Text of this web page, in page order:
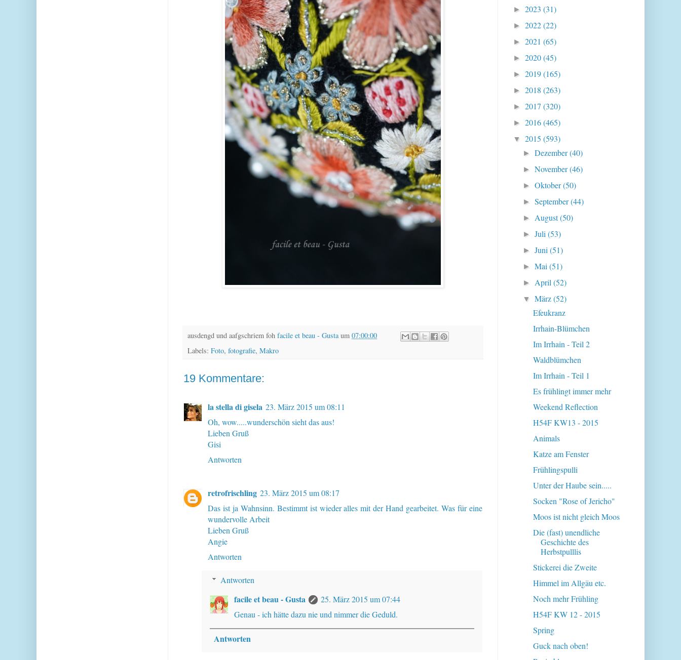
ausdengd und aafgschriem foh facile et beau - Gusta um 07:00:00
Labels: Foto, fotografie, Makro
19 Kommentare:
la stella di gisela 23. März 2015 um 08:11
Oh, wow.....wunderschön sieht das aus!
Lieben Gruß
Gisi
Antworten
retrofrischling 23. März 2015 um 08:17
Das ist ja Wahnsinn. Bestimmt ist wieder alles mit der Hand gearbeitet. Was für eine
wundervolle Arbeit
Lieben Gruß
Angie
Antworten
Antworten
facile et beau - Gusta
25. März 2015 um 07:44
Genau - ich hätte dazu nie und nimmer die Geduld.
Antworten
► 2023 (31)
► 2022(22)
► 2021 (65)
► 2020(45)
► 2019(165)
► 2018 (263)
► 2017 (320)
► 2016(465)
▼ 2015 (593)
►Dezember(40)
►November(46)
►Oktober(50)
►September(44)
► August(50)
►Juli(53)
►Juni(51)
►Mai(51)
► April(52)
▼März(52)
Efeukranz
Irrhain-Blümchen
Im Irrhain - Teil 2
Waldblümchen
Im Irrhain - Teil 1
Es frühlingt immer mehr
Weekend Reflection
H54F KW13 - 2015
Animals
Katze am Fenster
Frühlingspulli
Unter der Haube sein.....
Socken "Rose of Jericho"
Moos ist nicht gleich Moos
Die (fast) unendliche
Geschichte des
Herbstpulllis
Stickerei die Zweite
Himmel im Allgäu etc.
Noch mehr Frühling
H54F KW 12 - 2015
Spring
Guck nach oben!